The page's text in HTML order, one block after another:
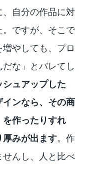
自分の作品に対
。ですが、そこで
やしても、プロ
な」とバレてし
ュアップした
インなら、その商
作ったりすれ
みが出ます。作
んし、人と比べ